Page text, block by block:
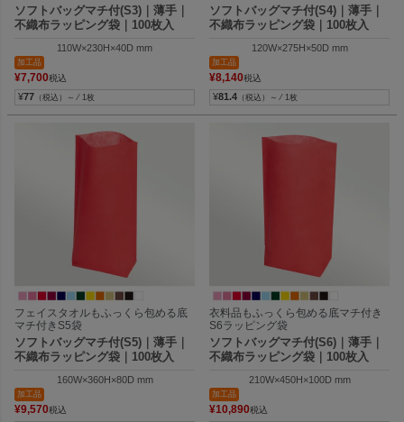
ソフトバッグマチ付(S3)｜薄手｜
不織布ラッピング袋｜100枚入
110W×230H×40D mm
加工品
¥7,700税込
¥77 （税込）～ ⁄ 1枚
ソフトバッグマチ付(S4)｜薄手｜
不織布ラッピング袋｜100枚入
120W×275H×50D mm
加工品
¥8,140税込
¥81.4 （税込）～ ⁄ 1枚
フェイスタオルもふっくら包める底
マチ付きS5袋
ソフトバッグマチ付(S5)｜薄手｜
不織布ラッピング袋｜100枚入
160W×360H×80D mm
加工品
¥9,570税込
衣料品もふっくら包める底マチ付き
S6ラッピング袋
ソフトバッグマチ付(S6)｜薄手｜
不織布ラッピング袋｜100枚入
210W×450H×100D mm
加工品
¥10,890税込